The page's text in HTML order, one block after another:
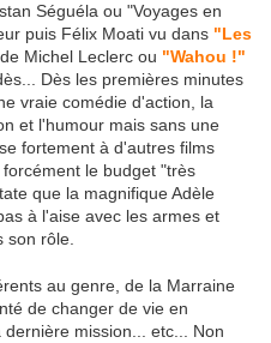
Séguéla ou "Voyages en
puis Félix Moati vu dans "Les
Michel Leclerc ou "Wahou !"
Dès les premières minutes
vraie comédie d'action, la
et l'humour mais sans une
fortement à d'autres films
le budget "très
que la magnifique Adèle
à l'aise avec les armes et
son rôle.
au genre, de la Marraine
de changer de vie en
mission... etc... Non